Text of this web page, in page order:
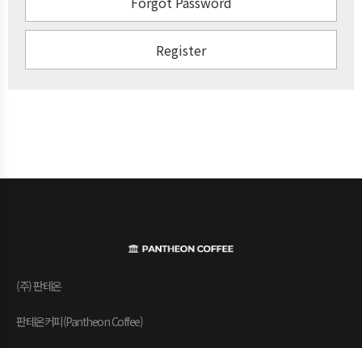
Register
(주) 판테온
판테온커피(Pantheon Coffee)